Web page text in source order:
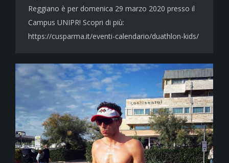
Reggiano è per domenica 29 marzo 2020 presso il
Campus UNIPR! Scopri di più:
https://cusparma.it/eventi-calendario/duathlon-kids/